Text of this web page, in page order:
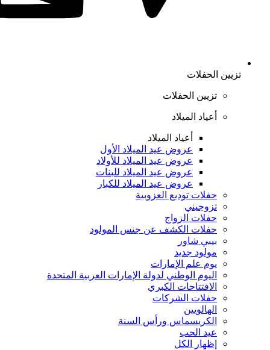
تزيين الحفلات
تزيين الحفلات
أعياد الميلاد
أعياد الميلاد
عروض عيد الميلاد الأول
عروض عيد الميلاد للأولاد
عروض عيد الميلاد للبنات
عروض عيد الميلاد للكبار
حفلات توديع العزوبية
تزوجيني
حفلات الزواج
حفلات الكشف عن جنس المولود
بيبي شاور
مولود جديد
يوم علم الإمارات
اليوم الوطني لدولة الإمارات العربية المتحدة
الافتتاحات الكبري
حفلات الشركات
الهالويين
الكريسماس ورأس السنة
عيد الحب
إظهار الكل